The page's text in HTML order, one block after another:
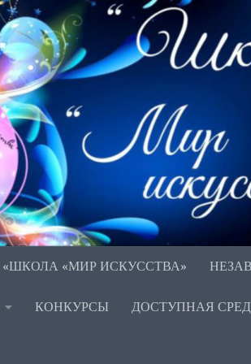
«ШКОЛА «МИР ИСКУССТВА»
КОНКУРСЫ ДОСТУПНАЯ